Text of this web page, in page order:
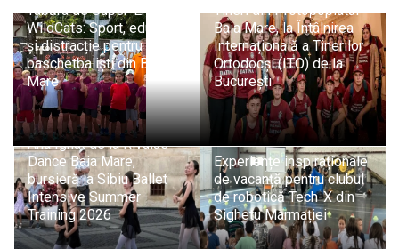
Tabăra de Super-Eroi
WildCats: Sport, educație
și distracție pentru micii
baschetbaliști din Baia
Mare
Tineri din Protopopiatul
Baia Mare, la Întâlnirea
Internațională a Tinerilor
Ortodocși (ITO) de la
București
Ana Ignat de la Rivulus
Dance Baia Mare,
bursieră la Sibiu Ballet
Intensive Summer
Training 2026
Experiențe inspiraționale
de vacanță pentru clubul
de robotică Tech-X din
Sighetu Marmației